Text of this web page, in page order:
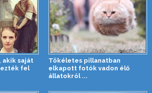
akik saját
fel
Tökéletes pillanatban
elkapott fotók vadon élő
állatokról ...